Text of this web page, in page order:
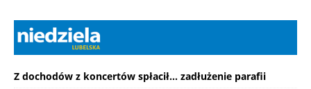
Z dochodów z koncertów spłacił... zadłużenie parafii